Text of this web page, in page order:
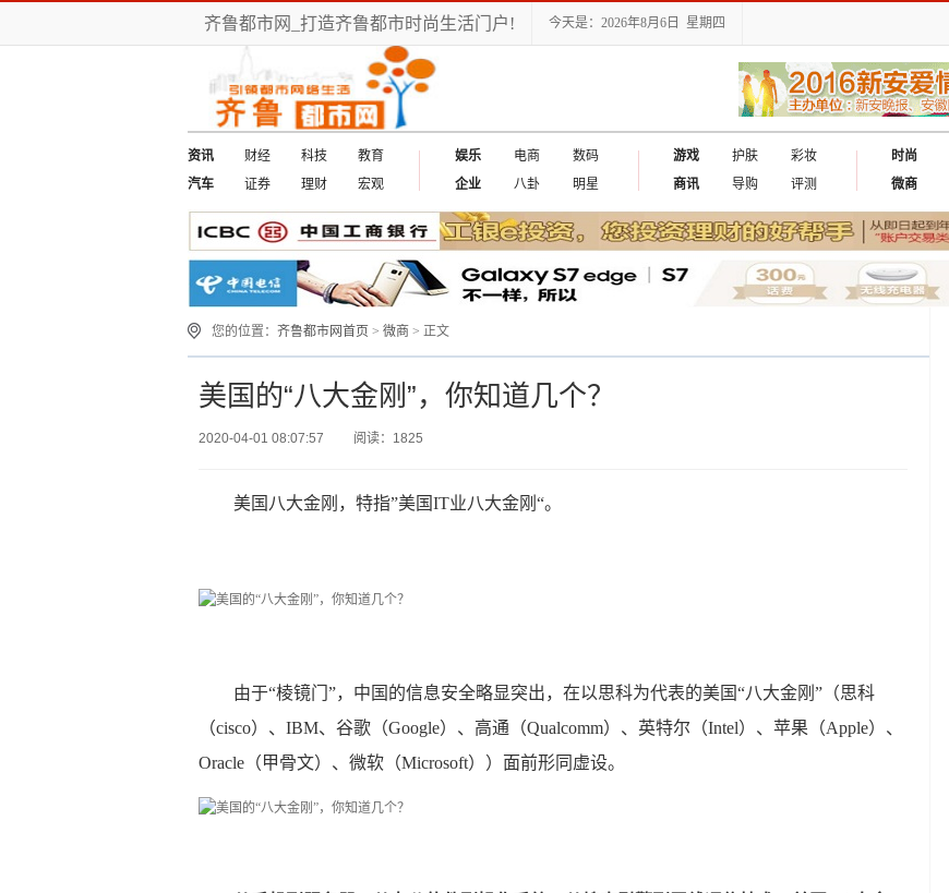
齐鲁都市网_打造齐鲁都市时尚生活门户! 今天是：2026年8月6日 星期四
资讯 财经 科技
教育
汽车
证券 理财 宏观
娱乐 电商
数码
企业
八卦 明星
游戏 护肤
彩妆
商讯
导购 评测
时尚
微商
您的位置： 齐鲁都市网首页 > 微商 > 正文
美国的“八大金刚”，你知道几个？
2020-04-01 08:07:57 阅读：1825
美国八大金刚，特指”美国IT业八大金刚“。
由于“棱镜门”，中国的信息安全略显突出，在以思科为代表的美国“八大金刚”（思科
（cisco）、IBM、谷歌（Google）、高通（Qualcomm）、英特尔（Intel）、苹果（Apple）、
Oracle（甲骨文）、微软（Microsoft））面前形同虚设。